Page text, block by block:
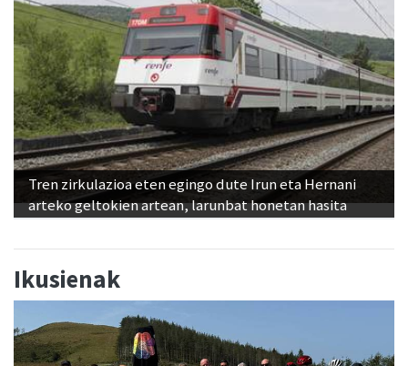
Tren zirkulazioa eten egingo dute Irun eta Hernani
arteko geltokien artean, larunbat honetan hasita
Ikusienak